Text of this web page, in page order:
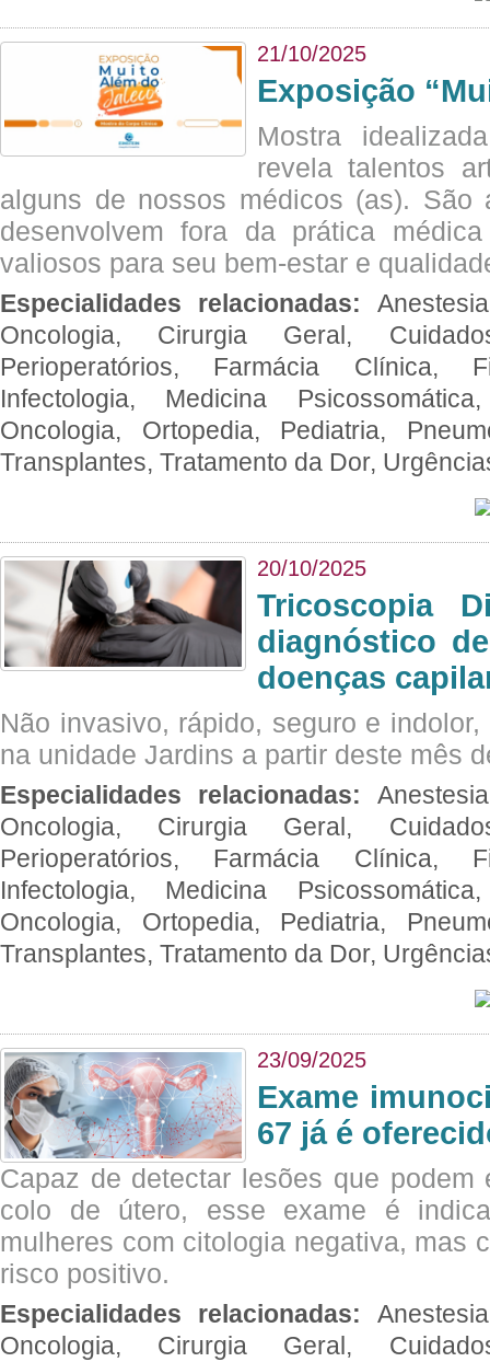
21/10/2025
Exposição
Mostra
revela talentos
alguns de nossos médicos (as). São
desenvolvem fora da prática
valiosos para seu bem-estar e
Especialidades relacionadas:
Oncologia, Cirurgia Geral,
Perioperatórios, Farmácia Clínica,
Infectologia, Medicina
Oncologia, Ortopedia, Pediatria,
Transplantes, Tratamento da Dor,
20/10/2025
Tricoscopia
diagnóstico
doenças
Não invasivo, rápido, seguro e
na unidade Jardins a partir deste mês
Especialidades relacionadas:
Oncologia, Cirurgia Geral,
Perioperatórios, Farmácia Clínica,
Infectologia, Medicina
Oncologia, Ortopedia, Pediatria,
Transplantes, Tratamento da Dor,
23/09/2025
Exame
67 já é
Capaz de detectar lesões que
colo de útero, esse exame é
mulheres com citologia negativa, mas
risco positivo.
Especialidades relacionadas:
Oncologia, Cirurgia Geral,